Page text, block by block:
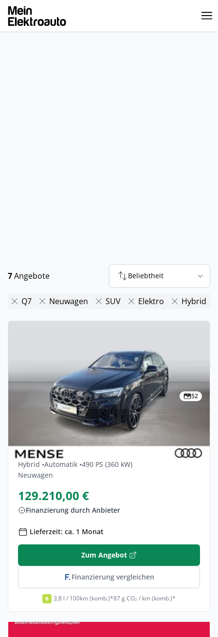
7Angebote Beliebtheit
Q7 Neuwagen SUV Elektro Hybrid
52
Privat & Gewerbe
Audi Q7 TFSI E 360 KW Quattro Tiptronic S
Line 5dr
Hybrid •Automatik •490 PS (360 kW)
Neuwagen
129.210,00 €
Finanzierung durch Anbieter
Lieferzeit: ca. 1 Monat
Zum Angebot
Finanzierung vergleichen
B 3,8 l / 100km (komb.)*87 g CO₂ / km (komb.)*